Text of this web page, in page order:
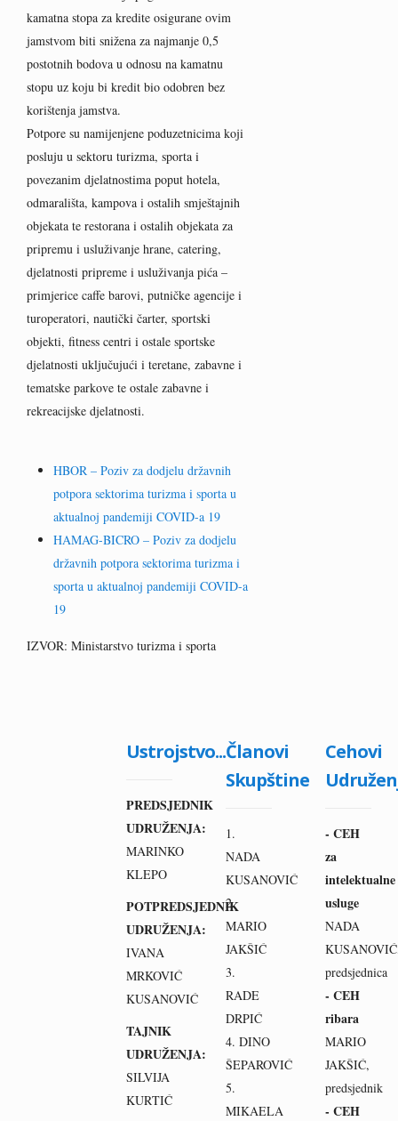
kamatna stopa za kredite osigurane ovim
jamstvom biti snižena za najmanje 0,5
postotnih bodova u odnosu na kamatnu
stopu uz koju bi kredit bio odobren bez
korištenja jamstva.
Potpore su namijenjene poduzetnicima koji
posluju u sektoru turizma, sporta i
povezanim djelatnostima poput hotela,
odmarališta, kampova i ostalih smještajnih
objekata te restorana i ostalih objekata za
pripremu i usluživanje hrane, catering,
djelatnosti pripreme i usluživanja pića –
primjerice caffe barovi, putničke agencije i
turoperatori, nautički čarter, sportski
objekti, fitness centri i ostale sportske
djelatnosti uključujući i teretane, zabavne i
tematske parkove te ostale zabavne i
rekreacijske djelatnosti.
HBOR – Poziv za dodjelu državnih
potpora sektorima turizma i sporta u
aktualnoj pandemiji COVID-a 19
HAMAG-BICRO – Poziv za dodjelu
državnih potpora sektorima turizma i
sporta u aktualnoj pandemiji COVID-a
19
IZVOR: Ministarstvo turizma i sporta
Ustrojstvo...
PREDSJEDNIK
UDRUŽENJA:
MARINKO
KLEPO
POTPREDSJEDNIK
UDRUŽENJA:
IVANA
MRKOVIĆ
KUSANOVIĆ
TAJNIK
UDRUŽENJA:
SILVIJA
KURTIĆ
Članovi
Skupštine
1.
NADA
KUSANOVIĆ
2.
MARIO
JAKŠIĆ
3.
RADE
DRPIĆ
4. DINO
ŠEPAROVIĆ
5.
MIKAELA
Cehovi
- CEH
za
intelektualne
usluge
NADA
predsjednica
- CEH
ribara
MARIO
JAKŠIĆ,
predsjednik
- CEH